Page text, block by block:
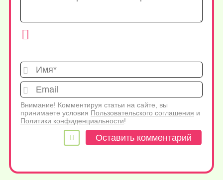
Имя*
Внимание! Комментируя статьи на сайте, вы
принимаете условия Пользовательского соглашения и
Политики конфиденциальности!